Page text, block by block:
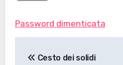
Password dimenticata
Cesto dei solidi